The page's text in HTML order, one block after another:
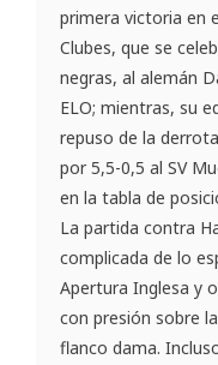
primera victoria en
Clubes, que se
negras, al alemán
ELO; mientras, su
repuso de la
por 5,5-0,5 al SV
en la tabla de
La partida contra
complicada de lo
Apertura Inglesa y
con presión sobre
flanco dama.